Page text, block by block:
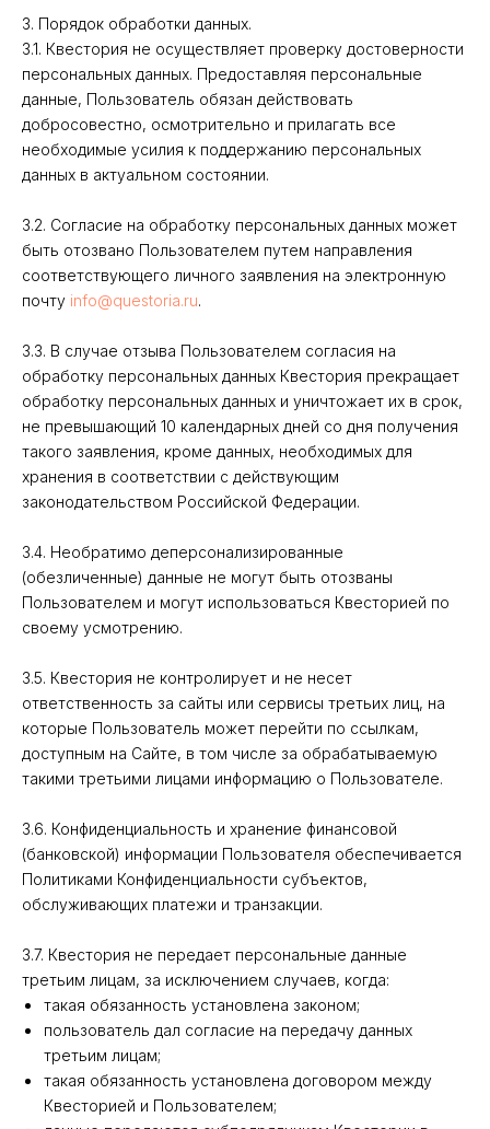
3. Порядок обработки данных.
3.1. Квестория не осуществляет проверку достоверности
персональных данных. Предоставляя персональные
данные, Пользователь обязан действовать
добросовестно, осмотрительно и прилагать все
необходимые усилия к поддержанию персональных
данных в актуальном состоянии.
3.2. Согласие на обработку персональных данных может
быть отозвано Пользователем путем направления
соответствующего личного заявления на электронную
почту info@questoria.ru.
3.3. В случае отзыва Пользователем согласия на
обработку персональных данных Квестория прекращает
обработку персональных данных и уничтожает их в срок,
не превышающий 10 календарных дней со дня получения
такого заявления, кроме данных, необходимых для
хранения в соответствии с действующим
законодательством Российской Федерации.
3.4. Необратимо деперсонализированные
(обезличенные) данные не могут быть отозваны
Пользователем и могут использоваться Квесторией по
своему усмотрению.
3.5. Квестория не контролирует и не несет
ответственность за сайты или сервисы третьих лиц, на
которые Пользователь может перейти по ссылкам,
доступным на Сайте, в том числе за обрабатываемую
такими третьими лицами информацию о Пользователе.
3.6. Конфиденциальность и хранение финансовой
(банковской) информации Пользователя обеспечивается
Политиками Конфиденциальности субъектов,
обслуживающих платежи и транзакции.
3.7. Квестория не передает персональные данные
третьим лицам, за исключением случаев, когда:
такая обязанность установлена законом;
пользователь дал согласие на передачу данных
третьим лицам;
такая обязанность установлена договором между
Квесторией и Пользователем;